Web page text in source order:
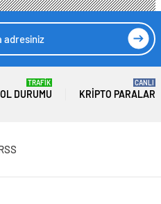
DURUMU
TRAFİK
KRIPTO PARALAR
CANLI